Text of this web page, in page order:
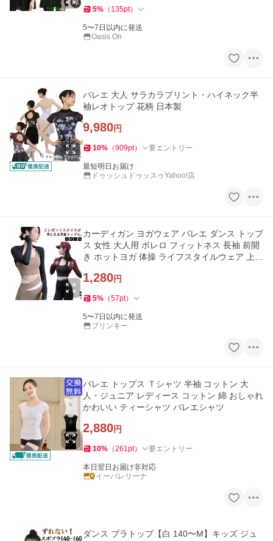
5% （ 135pt）
5〜7日以内に発送
Oasis On
バレエ 大人 サラカラプリント・ハイネック半
袖レオトップ 花柄 日本製
9,980円
10% （909pt） 要エントリー
最短明日お届け
ドゥッシュドゥッスゥYahoo!店
カーディガン ヨガウェア バレエ ダンス トップ
ス 女性 大人用 ボレロ フィットネス 長袖 前開
き ホットヨガ 体操 ライフスタイルウェア 上着
1,280円
5% （57pt）
5〜7日以内に発送
ブリンキー
バレエ トップス Ｔシャツ 半袖 コットン 大
人・ジュニア レディース コットン 綿 おしゃれ
かわいい ティーシャツ バレエシャツ
2,880円
10% （261pt） 要エントリー
本日翌日お届け非対応
イーバレリーナ
ダンス ブラトップ【白 140〜M】キッズ ジュ